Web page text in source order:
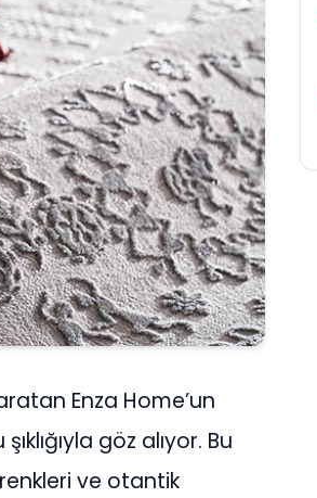
Enza Home’un
göz alıyor. Bu
ve otantik